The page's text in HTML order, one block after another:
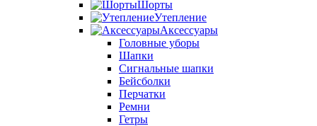
Шорты
Утепление
Аксессуары
Головные уборы
Шапки
Сигнальные шапки
Бейсболки
Перчатки
Ремни
Гетры